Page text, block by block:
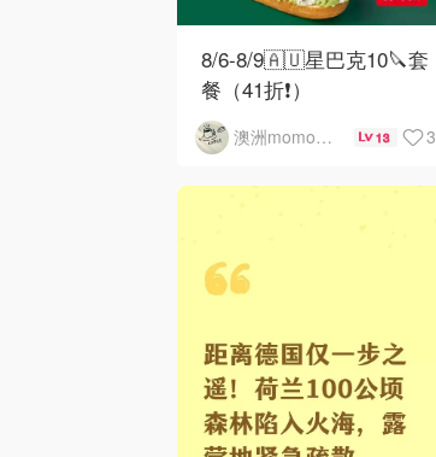
8/6-8/9🇦🇺星巴克10🔪套
餐（41折❗）
澳洲momo爱吃 13 3